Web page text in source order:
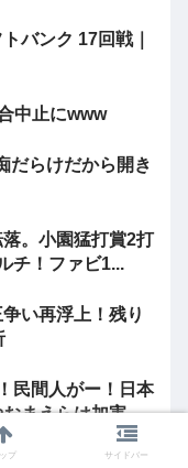
バンク 17回戦｜
中止にwww
だらけだから開き
。小園猛打賞2打
チ！ファビ1...
い再浮上！残り
民間人がー！日本
まえらは加害...
プ サイドバー